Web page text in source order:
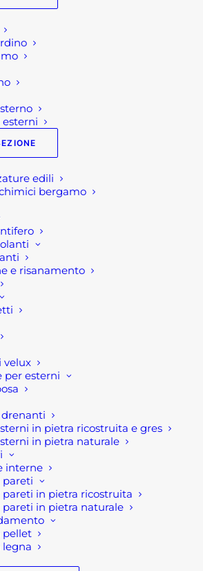
edili
bergamo
e risanamento
velux
per esterni
in pietra ricostruita e gres
in pietra naturale
interne
pareti
in pietra ricostruita
in pietra naturale
pellet
legna
ESTERNO
esterno Upper
in alluminio verniciato a polvere.
tecniche:
h
antracite
verniciato a polvere
scorrevoli
non riuscissi a
o avessi dei dubbi prima di
contattaci dalle 09 alle 12
ti offriremo tutto il supporto
nella procedura di
scrivi una mail a
AT804254-BIAN